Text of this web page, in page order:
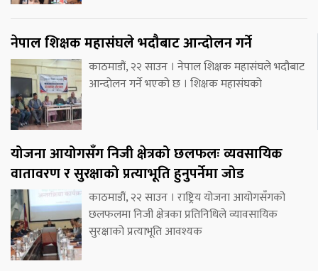
नेपाल शिक्षक महासंघले भदौबाट आन्दोलन गर्ने
काठमाडौं, २२ साउन । नेपाल शिक्षक महासंघले भदौबाट
आन्दोलन गर्ने भएको छ । शिक्षक महासंघको
योजना आयोगसँग निजी क्षेत्रको छलफलः व्यवसायिक
वातावरण र सुरक्षाको प्रत्याभूति हुनुपर्नेमा जोड
काठमाडौं, २२ साउन । राष्ट्रिय योजना आयोगसँगको
छलफलमा निजी क्षेत्रका प्रतिनिधिले व्यावसायिक
सुरक्षाको प्रत्याभूति आवश्यक